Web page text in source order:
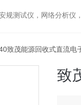
，网络分析仪，电池测试
致茂能源回收式直流电
致